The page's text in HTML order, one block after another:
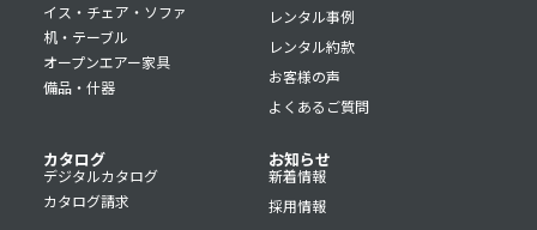
イス・チェア・ソファ
机・テーブル
オープンエアー家具
備品・什器
レンタル事例
レンタル約款
お客様の声
よくあるご質問
カタログ
デジタルカタログ
カタログ請求
お知らせ
新着情報
採用情報